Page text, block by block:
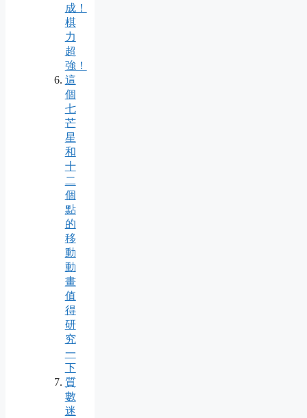
成！
棋
力
超
強！
這
個
七
芒
星
和
十
二
個
點
的
移
動
動
畫
值
得
研
究
一
下
質
數
迷